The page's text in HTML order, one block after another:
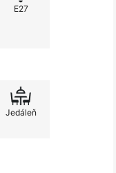
E27
Jedáleň